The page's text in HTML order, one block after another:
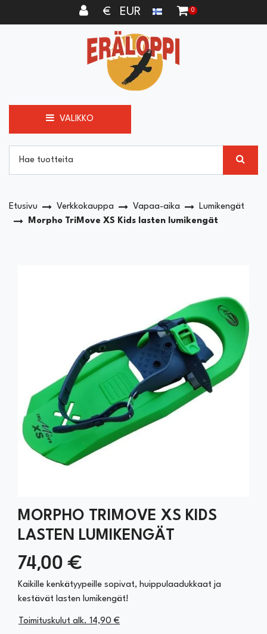
€ EUR 0
VALIKKO
Etusivu Verkkokauppa Vapaa-aika
Lumikengät
Morpho TriMove XS Kids lasten lumikengät
MORPHO TRIMOVE XS KIDS
LASTEN LUMIKENGÄT
74,00 €
Kaikille kenkätyypeille sopivat, huippulaadukkaat ja
kestävät lasten lumikengät!
Toimituskulut alk. 14,90 €